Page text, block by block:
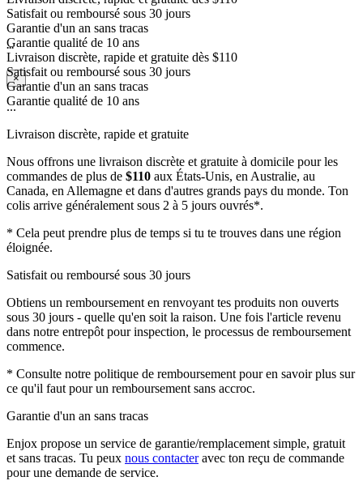
Garantie d'un an sans tracas
Garantie qualité de 10 ans
Livraison discrète, rapide et gratuite dès $110
Satisfait ou remboursé sous 30 jours
Garantie d'un an sans tracas
Garantie qualité de 10 ans
...
×
...
Livraison discrète, rapide et gratuite
Nous offrons une livraison discrète et gratuite à domicile pour les
commandes de plus de $110 aux États-Unis, en Australie, au
Canada, en Allemagne et dans d'autres grands pays du monde. Ton
colis arrive généralement sous 2 à 5 jours ouvrés*.
* Cela peut prendre plus de temps si tu te trouves dans une région
éloignée.
Satisfait ou remboursé sous 30 jours
Obtiens un remboursement en renvoyant tes produits non ouverts
sous 30 jours - quelle qu'en soit la raison. Une fois l'article revenu
dans notre entrepôt pour inspection, le processus de remboursement
commence.
* Consulte notre politique de remboursement pour en savoir plus sur
ce qu'il faut pour un remboursement sans accroc.
Garantie d'un an sans tracas
Enjox propose un service de garantie/remplacement simple, gratuit
et sans tracas. Tu peux nous contacteravec ton reçu de commande
pour une demande de service.